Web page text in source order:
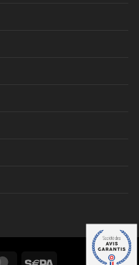
MasterCard